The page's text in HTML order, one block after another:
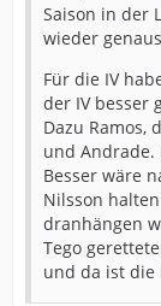
Saison in der
wieder
Für die IV
der IV besser
Dazu
und Andrade.
Besser wäre
Nilsson
dranhängen
Tego
und da ist die